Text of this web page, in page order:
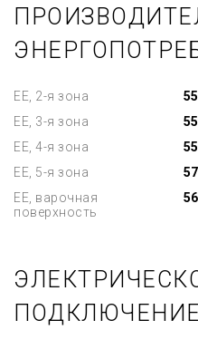
EE, 2-я зона
EE, 3-я зона
EE, 4-я зона
EE, 5-я зона
EE, варочная
поверхность
ПОДКЛЮЧЕНИЕ